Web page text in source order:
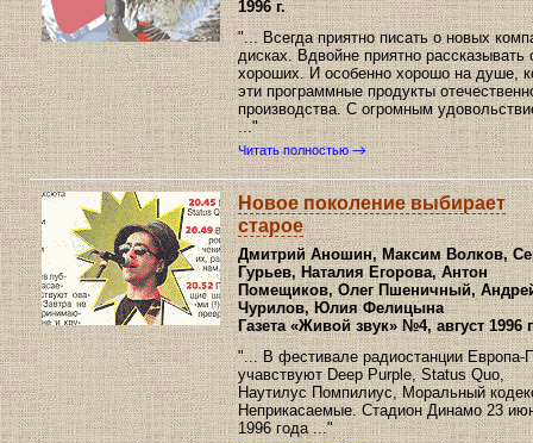
1996 г.
"... Всегда приятно писать о новых
дисках. Вдвойне приятно рассказывать
хороших. И особенно хорошо на душе,
эти программные продукты
производства. С огромным
..."
Читать полностью
Новое поколение выбирает
старое
Дмитрий Аношин, Максим Волков,
Гурьев, Наталия Егорова, Антон
Помещиков, Олег Пшеничный,
Чурилов, Юлия Фелицына
Газета «Живой звук»№4, август 1996
"... В фестивале радиостанции Европа-
учавствуют Deep Purple, Status Quo,
Наутилус Помпилиус, Моральный
Неприкасаемые. Стадион Динамо 23
1996 года ..."